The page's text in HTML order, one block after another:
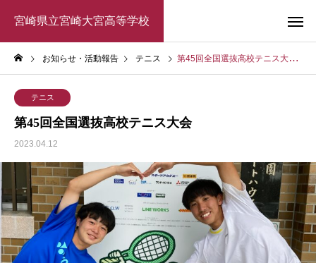
宮崎県立宮崎大宮高等学校
お知らせ・活動報告 テニス 第45回全国選抜高校テニス大会
テニス
第45回全国選抜高校テニス大会
2023.04.12